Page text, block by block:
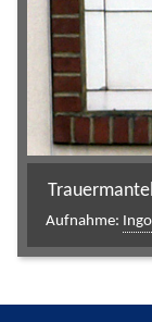
Aufnahme: